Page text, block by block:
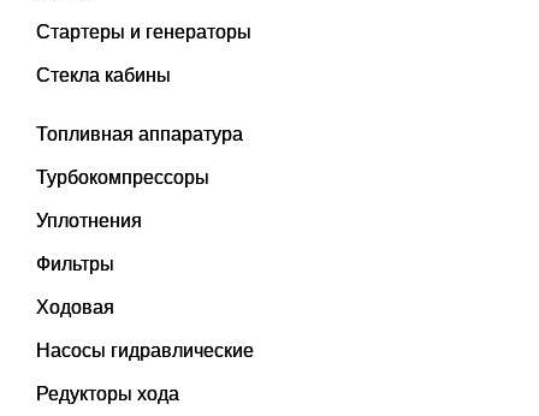
Стартеры и генераторы
Стекла кабины
Топливная аппаратура
Турбокомпрессоры
Уплотнения
Фильтры
Ходовая
Насосы гидравлические
Редукторы хода